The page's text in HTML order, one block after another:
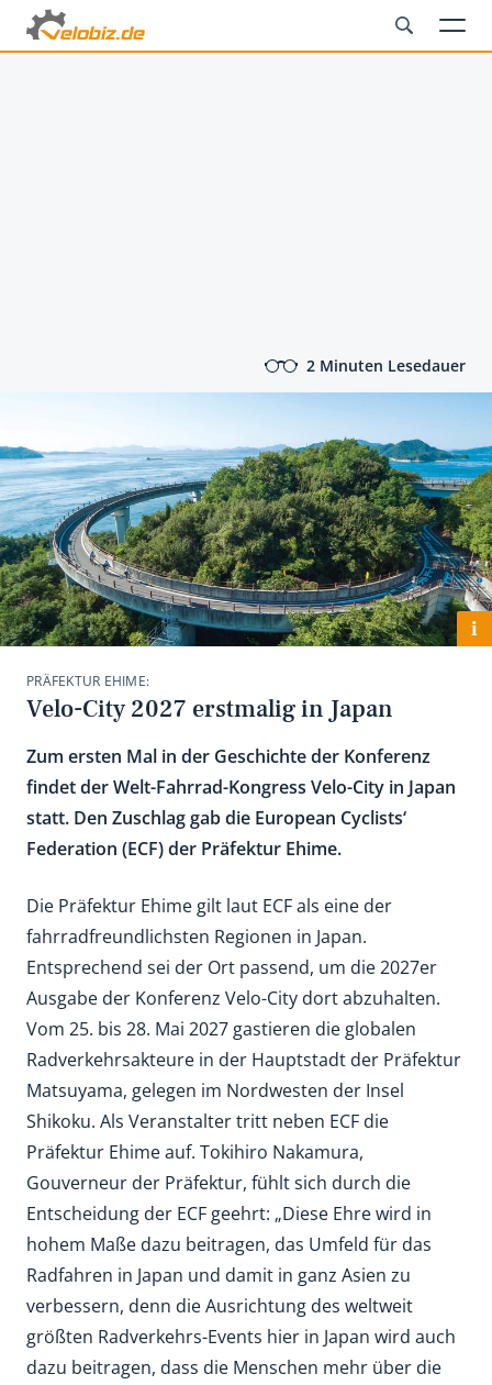
2 Minuten Lesedauer
i
PRÄFEKTUR EHIME:
Velo-City 2027 erstmalig in Japan
Zum ersten Mal in der Geschichte der Konferenz
findet der Welt-Fahrrad-Kongress Velo-City in Japan
statt. Den Zuschlag gab die European Cyclists‘
Federation (ECF) der Präfektur Ehime.
Die Präfektur Ehime gilt laut ECF als eine der
fahrradfreundlichsten Regionen in Japan.
Entsprechend sei der Ort passend, um die 2027er
Ausgabe der Konferenz Velo-City dort abzuhalten.
Vom 25. bis 28. Mai 2027 gastieren die globalen
Radverkehrsakteure in der Hauptstadt der Präfektur
Matsuyama, gelegen im Nordwesten der Insel
Shikoku. Als Veranstalter tritt neben ECF die
Präfektur Ehime auf. Tokihiro Nakamura,
Gouverneur der Präfektur, fühlt sich durch die
Entscheidung der ECF geehrt: „Diese Ehre wird in
hohem Maße dazu beitragen, das Umfeld für das
Radfahren in Japan und damit in ganz Asien zu
verbessern, denn die Ausrichtung des weltweit
größten Radverkehrs-Events hier in Japan wird auch
dazu beitragen, dass die Menschen mehr über die